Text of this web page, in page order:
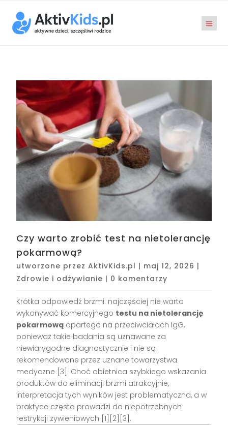
Czy warto zrobić test na nietolerancję
pokarmową?
utworzone przezAktivKids.pl | maj 12, 2026 |
Zdrowie i odżywianie | 0 komentarzy
Krótka odpowiedź brzmi: najczęściej nie warto
wykonywać komercyjnego testu na nietolerancję
pokarmową opartego na przeciwciałach IgG,
ponieważ takie badania są uznawane za
niewiarygodne diagnostycznie i nie są
rekomendowane przez uznane towarzystwa
medyczne [3]. Choć obietnica szybkiego wskazania
produktów do eliminacji brzmi atrakcyjnie,
interpretacja tych wyników jest problematyczna, a w
praktyce często prowadzi do niepotrzebnych
restrykcji żywieniowych [1][2][3].